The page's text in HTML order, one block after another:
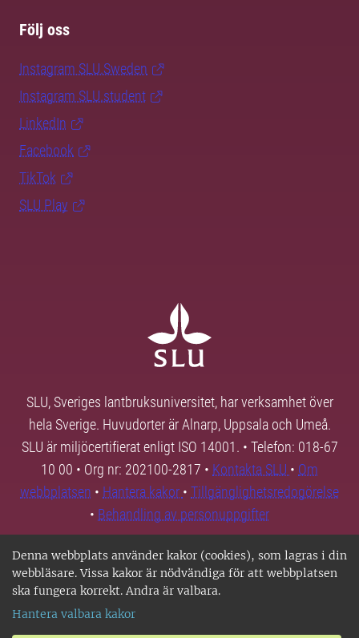
Denna webbplats använder kakor (cookies), som lagras i din
webbläsare. Vissa kakor är nödvändiga för att webbplatsen
ska fungera korrekt. Andra är valbara.
Hantera valbara kakor
Följ oss
Instagram SLU.Sweden
Instagram SLU.student
LinkedIn
Facebook
TikTok
SLU Play
SLU, Sveriges lantbruksuniversitet, har verksamhet över
hela Sverige. Huvudorter är Alnarp, Uppsala och Umeå.
SLU är miljöcertifierat enligt ISO 14001. • Telefon: 018-67
10 00 • Org nr: 202100-2817 • Kontakta SLU • Om
webbplatsen • Hantera kakor • Tillgänglighetsredogörelse
• Behandling av personuppgifter